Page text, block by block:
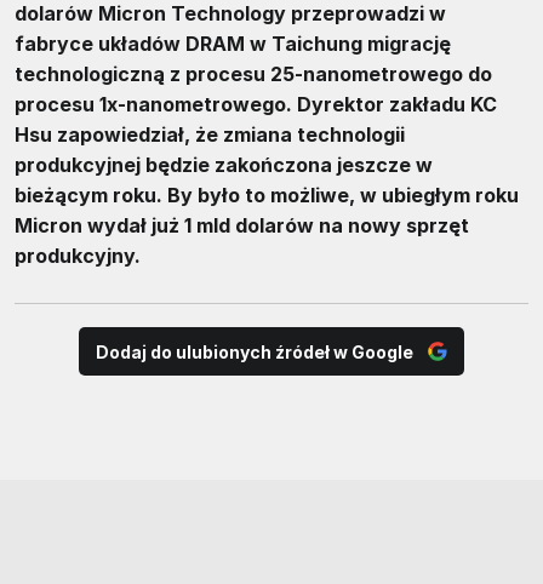
dolarów Micron Technology przeprowadzi w
fabryce układów DRAM w Taichung migrację
technologiczną z procesu 25-nanometrowego do
procesu 1x-nanometrowego. Dyrektor zakładu KC
Hsu zapowiedział, że zmiana technologii
produkcyjnej będzie zakończona jeszcze w
bieżącym roku. By było to możliwe, w ubiegłym roku
Micron wydał już 1 mld dolarów na nowy sprzęt
produkcyjny.
Dodaj do ulubionych źródeł w Google